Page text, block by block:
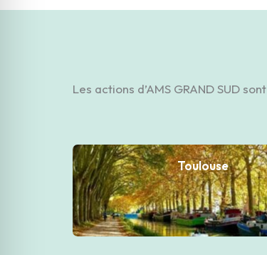
Les actions d’AMS GRAND SUD
Toulouse